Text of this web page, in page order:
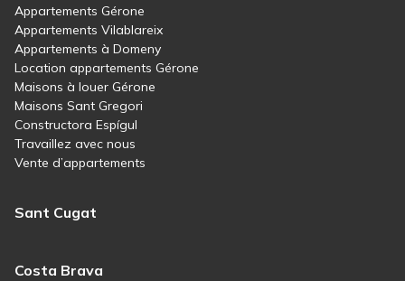
Appartements Gérone
Appartements Vilablareix
Appartements à Domeny
Location appartements Gérone
Maisons à louer Gérone
Maisons Sant Gregori
Constructora Espígul
Travaillez avec nous
Vente d’appartements
Sant Cugat
Costa Brava